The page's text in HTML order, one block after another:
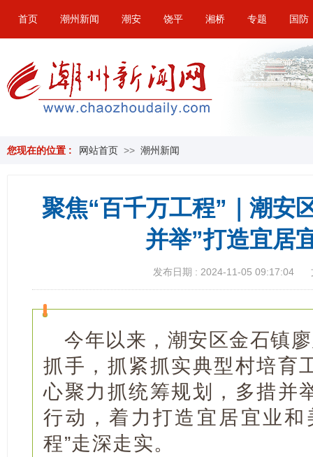
首页 潮州新闻 潮安 饶平 湘桥 专题 国防
您现在的位置 : 网站首页 >> 潮州新闻
聚焦“百千万工程”｜潮安
并举”打造宜居
发布日期 : 2024-11-05 09:17:04
今年以来，潮安区金石镇
抓手，抓紧抓实典型村培育
心聚力抓统筹规划，多措并
行动，着力打造宜居宜业
程”走深走实。